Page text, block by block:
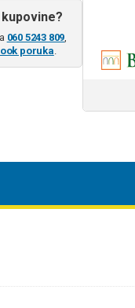
060 5243 809,
poruka.